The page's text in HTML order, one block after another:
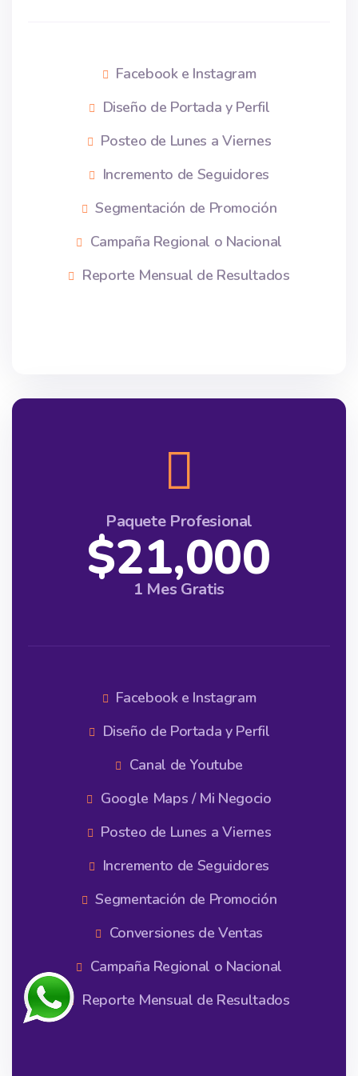
Facebook e Instagram
Diseño de Portada y Perfil
Posteo de Lunes a Viernes
Incremento de Seguidores
Segmentación de Promoción
Campaña Regional o Nacional
Reporte Mensual de Resultados
Paquete Profesional
$21,000
1 Mes Gratis
Facebook e Instagram
Diseño de Portada y Perfil
Canal de Youtube
Google Maps / Mi Negocio
Posteo de Lunes a Viernes
Incremento de Seguidores
Segmentación de Promoción
Conversiones de Ventas
Campaña Regional o Nacional
Reporte Mensual de Resultados